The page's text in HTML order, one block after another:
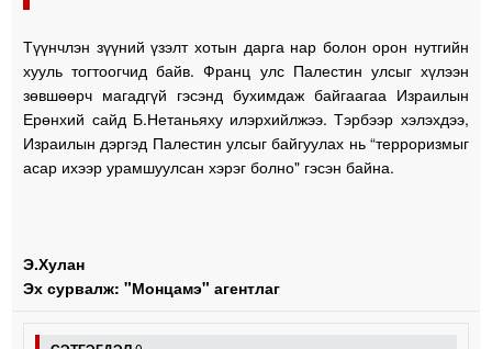
Түүнчлэн зүүний үзэлт хотын дарга нар болон орон нутгийн
хууль тогтоогчид байв. Франц улс Палестин улсыг хүлээн
зөвшөөрч магадгүй гэсэнд бухимдаж байгаагаа Израилын
Ерөнхий сайд Б.Нетаньяху илэрхийлжээ. Тэрбээр хэлэхдээ,
Израилын дэргэд Палестин улсыг байгуулах нь “терроризмыг
асар ихээр урамшуулсан хэрэг болно" гэсэн байна.
Э.Хулан
Эх сурвалж: "Монцамэ" агентлаг